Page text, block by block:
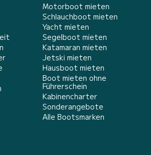
Motorboot mieten
Schlauchboot mieten
Yacht mieten
Segelboot mieten
Katamaran mieten
Jetski mieten
Hausboot mieten
Boot mieten ohne
Führerschein
Kabinencharter
Sonderangebote
Alle Bootsmarken